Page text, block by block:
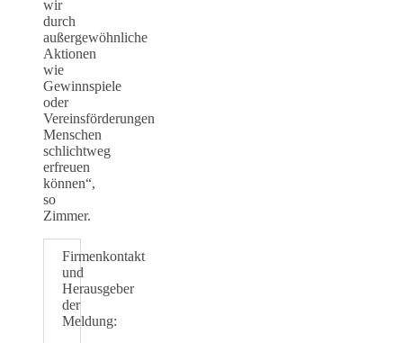
wir
durch
außergewöhnliche
Aktionen
wie
Gewinnspiele
oder
Vereinsförderungen
Menschen
schlichtweg
erfreuen
können“,
so
Zimmer.
Firmenkontakt
und
Herausgeber
der
Meldung: